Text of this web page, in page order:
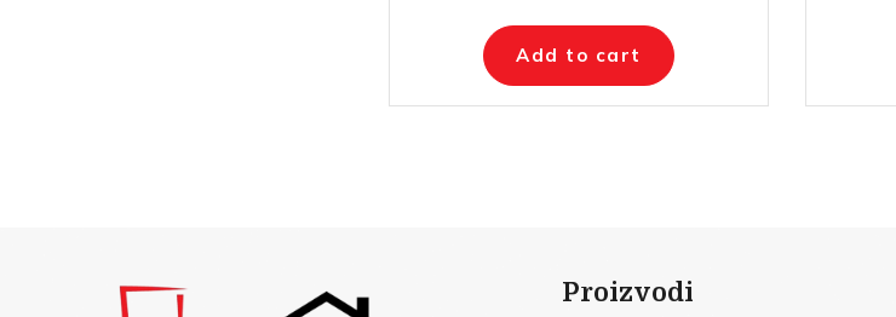
Add to cart
Proizvodi